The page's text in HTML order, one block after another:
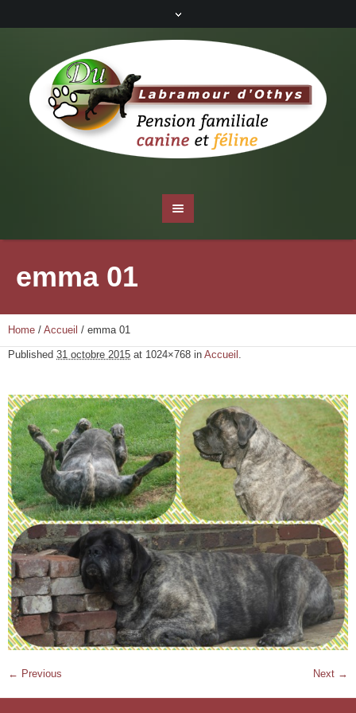
emma 01
Home / Accueil / emma 01
Published 31 octobre 2015 at 1024×768 in Accueil .
← Previous Next →